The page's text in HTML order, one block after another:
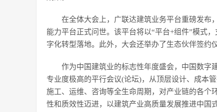
在全体大会上，广联达建筑业务平台重磅发布
能力平台正式问世。该平台将以“平台+组件”模式
字化转型落地。此外，大会还举办了生态伙伴签约
作为中国建筑业的标志性年度盛会，中国数字
专业度极高的平行会议(论坛)，从顶层设计、成本
施工、运维、咨询等全生命周期，对产业链的各个
性和质效性迈进，以建筑产业高质量发展推进中国